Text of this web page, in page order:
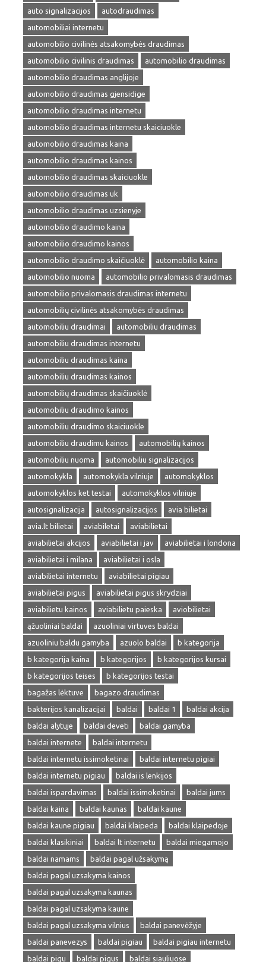
auto signalizacijos
autodraudimas
automobiliai internetu
automobilio civilinės atsakomybės draudimas
automobilio civilinis draudimas
automobilio draudimas
automobilio draudimas anglijoje
automobilio draudimas gjensidige
automobilio draudimas internetu
automobilio draudimas internetu skaiciuokle
automobilio draudimas kaina
automobilio draudimas kainos
automobilio draudimas skaiciuokle
automobilio draudimas uk
automobilio draudimas uzsienyje
automobilio draudimo kaina
automobilio draudimo kainos
automobilio draudimo skaičiuoklė
automobilio kaina
automobilio nuoma
automobilio privalomasis draudimas
automobilio privalomasis draudimas internetu
automobilių civilinės atsakomybės draudimas
automobiliu draudimai
automobiliu draudimas
automobiliu draudimas internetu
automobiliu draudimas kaina
automobiliu draudimas kainos
automobilių draudimas skaičiuoklė
automobiliu draudimo kainos
automobiliu draudimo skaiciuokle
automobiliu draudimu kainos
automobilių kainos
automobiliu nuoma
automobiliu signalizacijos
automokykla
automokykla vilniuje
automokyklos
automokyklos ket testai
automokyklos vilniuje
autosignalizacija
autosignalizacijos
avia bilietai
avia.lt bilietai
aviabiletai
aviabilietai
aviabilietai akcijos
aviabilietai i jav
aviabilietai i londona
aviabilietai i milana
aviabilietai i osla
aviabilietai internetu
aviabilietai pigiau
aviabilietai pigus
aviabilietai pigus skrydziai
aviabilietu kainos
aviabilietu paieska
aviobilietai
ąžuoliniai baldai
azuoliniai virtuves baldai
azuoliniu baldu gamyba
azuolo baldai
b kategorija
b kategorija kaina
b kategorijos
b kategorijos kursai
b kategorijos teises
b kategorijos testai
bagažas lėktuve
bagazo draudimas
bakterijos kanalizacijai
baldai baldai 1
baldai akcija
baldai alytuje
baldai deveti
baldai gamyba
baldai internete
baldai internetu
baldai internetu issimoketinai
baldai internetu pigiai
baldai internetu pigiau
baldai is lenkijos
baldai ispardavimas
baldai issimoketinai
baldai jums
baldai kaina
baldai kaunas
baldai kaune
baldai kaune pigiau
baldai klaipeda
baldai klaipedoje
baldai klasikiniai
baldai lt internetu
baldai miegamojo
baldai namams
baldai pagal užsakymą
baldai pagal uzsakyma kainos
baldai pagal uzsakyma kaunas
baldai pagal uzsakyma kaune
baldai pagal uzsakyma vilnius
baldai panevėžyje
baldai panevezys
baldai pigiau
baldai pigiau internetu
baldai pigu
baldai pigus baldai siauliuose